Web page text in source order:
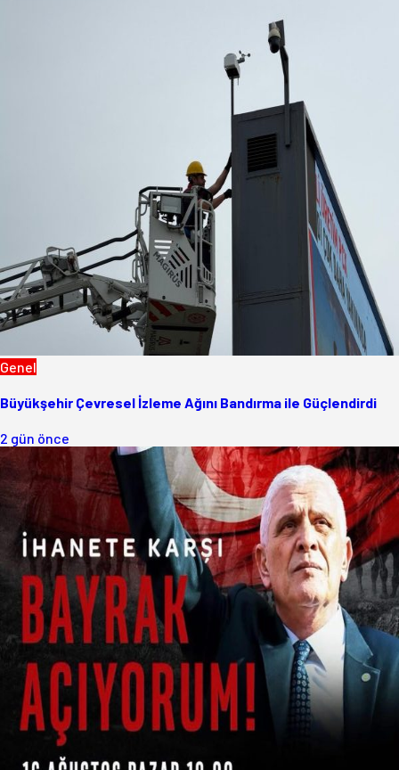
Genel
Büyükşehir Çevresel İzleme Ağını Bandırma ile Güçlendirdi
2 gün önce